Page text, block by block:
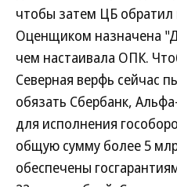
чтобы затем ЦБ обратил
Оценщиком назначена
чем настаивала ОПК.
Северная верфь сейчас
обязать Сбербанк,
для исполнения
общую сумму более 5
обеспечены